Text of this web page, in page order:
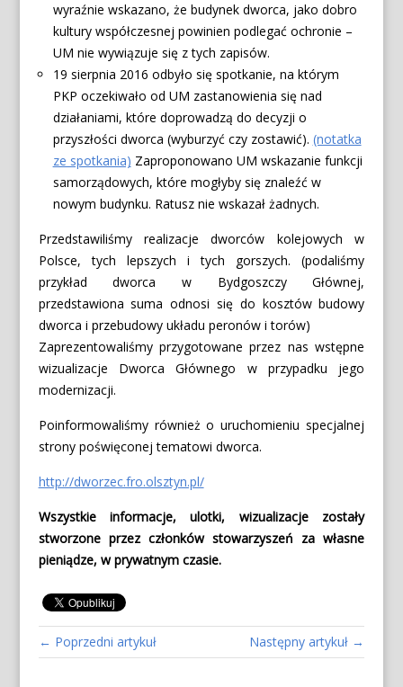
wyraźnie wskazano, że budynek dworca, jako dobro
kultury współczesnej powinien podlegać ochronie –
UM nie wywiązuje się z tych zapisów.
19 sierpnia 2016 odbyło się spotkanie, na którym
PKP oczekiwało od UM zastanowienia się nad
działaniami, które doprowadzą do decyzji o
przyszłości dworca (wyburzyć czy zostawić). (notatka
ze spotkania) Zaproponowano UM wskazanie funkcji
samorządowych, które mogłyby się znaleźć w
nowym budynku. Ratusz nie wskazał żadnych.
Przedstawiliśmy realizacje dworców kolejowych w
Polsce, tych lepszych i tych gorszych. (podaliśmy
przykład dworca w Bydgoszczy Głównej,
przedstawiona suma odnosi się do kosztów budowy
dworca i przebudowy układu peronów i torów)
Zaprezentowaliśmy przygotowane przez nas wstępne
wizualizacje Dworca Głównego w przypadku jego
modernizacji.
Poinformowaliśmy również o uruchomieniu specjalnej
strony poświęconej tematowi dworca.
http://dworzec.fro.olsztyn.pl/
Wszystkie informacje, ulotki, wizualizacje zostały
stworzone przez członków stowarzyszeń za własne
pieniądze, w prywatnym czasie.
← Poprzedni artykuł Następny artykuł →